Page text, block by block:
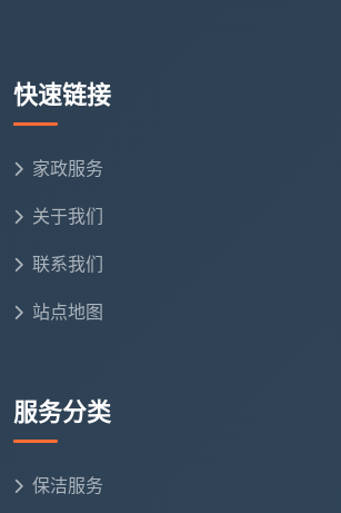
31-75分钟
76-115分钟
116-120分钟
第三阶段：智能优化（服务后分析）
服务时间数据分析
流程优化建议
快速链接
家政服务
关于我们
联系我们
站点地图
服务分类
保洁服务